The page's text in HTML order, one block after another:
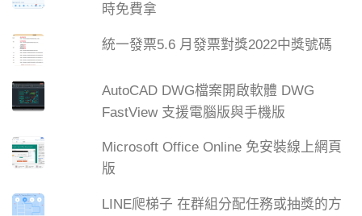
時免費拿
統一發票5.6 月發票對獎2022中獎號碼
AutoCAD DWG檔案開啟軟體 DWG
FastView 支援電腦版與手機版
Microsoft Office Online 免安裝線上網頁
版
LINE爬梯子 在群組分配任務或抽獎的方